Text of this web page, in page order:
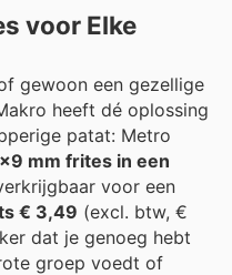
voor Elke
gewoon een gezellige
heeft dé oplossing
patat: Metro
mm frites in een
voor een
€ 3,49 (excl. btw, €
dat je genoeg hebt
groep voedt of